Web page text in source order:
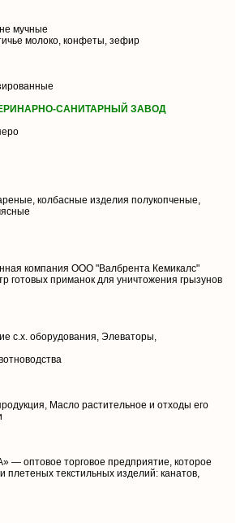
мучные
молоко, конфеты, зефир
САНИТАРНЫЙ ЗАВОД
колбасные изделия полукопченые,
компания ООО "Валбрента Кемикалс"
готовых приманок для уничтожения грызунов
с.х. оборудования, Элеваторы,
Масло растительное и отходы его
оптовое торговое предприятие, которое
плетеных текстильных изделий: канатов,